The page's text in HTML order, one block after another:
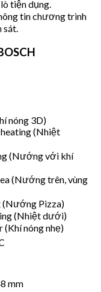
tiện dụng.
tin chương trình
nóng 3D)
(Nhiệt
(Nướng với khí
(Nướng trên, vùng
(Nướng Pizza)
(Nhiệt dưới)
(Khí nóng nhẹ)
mm